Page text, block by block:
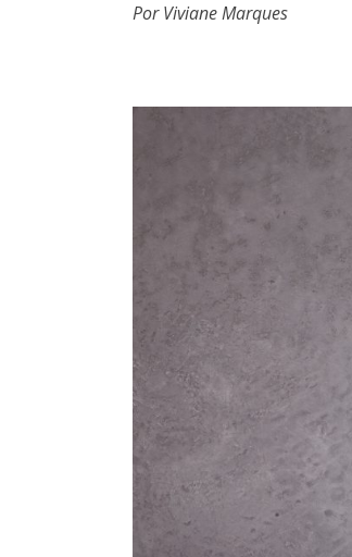
Por Viviane Marques